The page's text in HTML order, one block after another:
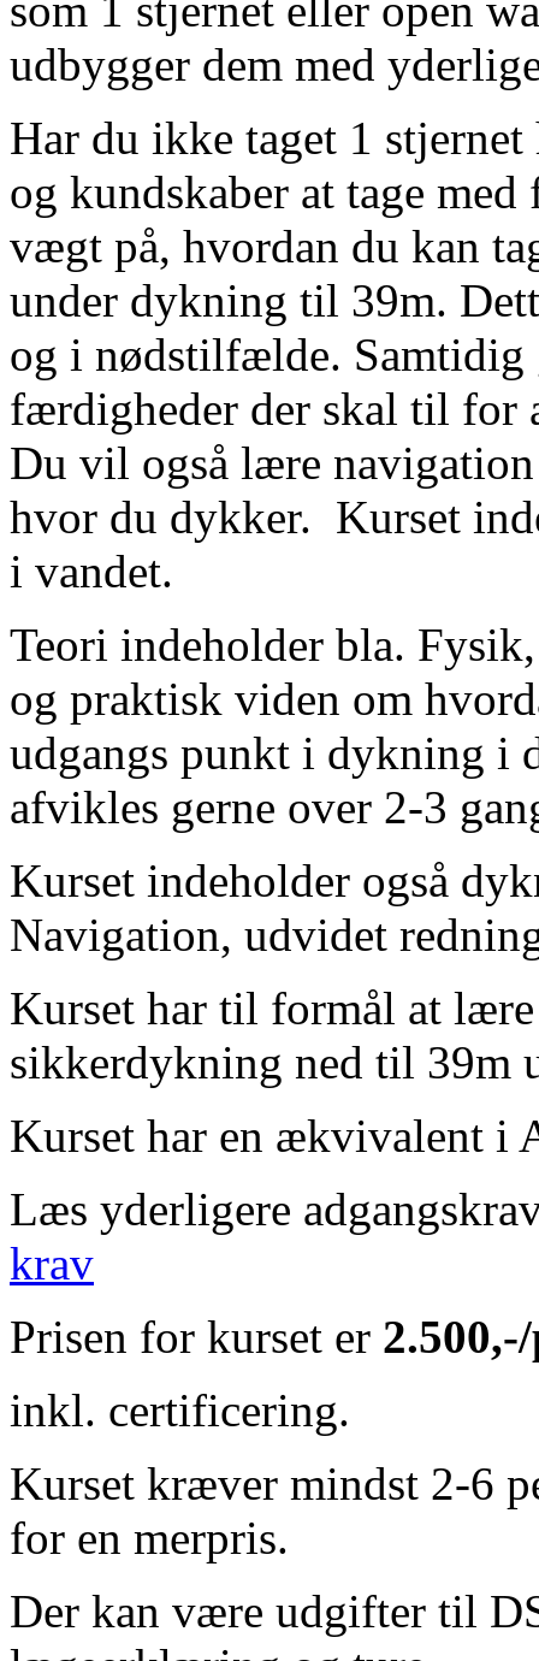
som 1 stjernet eller open
udbygger dem med
Har du ikke taget 1
og kundskaber at tage
vægt på, hvordan du kan
under dykning til 39m.
og i nødstilfælde. Samtidig
færdigheder der skal til for
Du vil også lære
hvor du dykker. Kurset
i vandet.
Teori indeholder bla.
og praktisk viden om
udgangs punkt i dykning i
afvikles gerne over 2-3
Kurset indeholder også
Navigation, udvidet
Kurset har til formål at
sikkerdykning ned til 39m
Kurset har en ækvivalent i
Læs yderligere
krav
Prisen for kurset er
inkl. certificering.
Kurset kræver mindst 2-6
for en merpris.
Der kan være udgifter til